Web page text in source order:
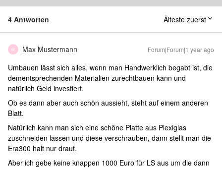
4 Antworten Älteste zuerst
M Max Mustermann Forum|Forum|1 year ago
Umbauen lässt sich alles, wenn man Handwerklich begabt ist, die
dementsprechenden Materialien zurechtbauen kann und
natürlich Geld investiert.
Ob es dann aber auch schön aussieht, steht auf einem anderen
Blatt.
Natürlich kann man sich eine schöne Platte aus Plexiglas
zuschneiden lassen und diese verschrauben, dann stellt man die
Era300 halt nur drauf.
Aber ich gebe keine knappen 1000 Euro für LS aus um die dann